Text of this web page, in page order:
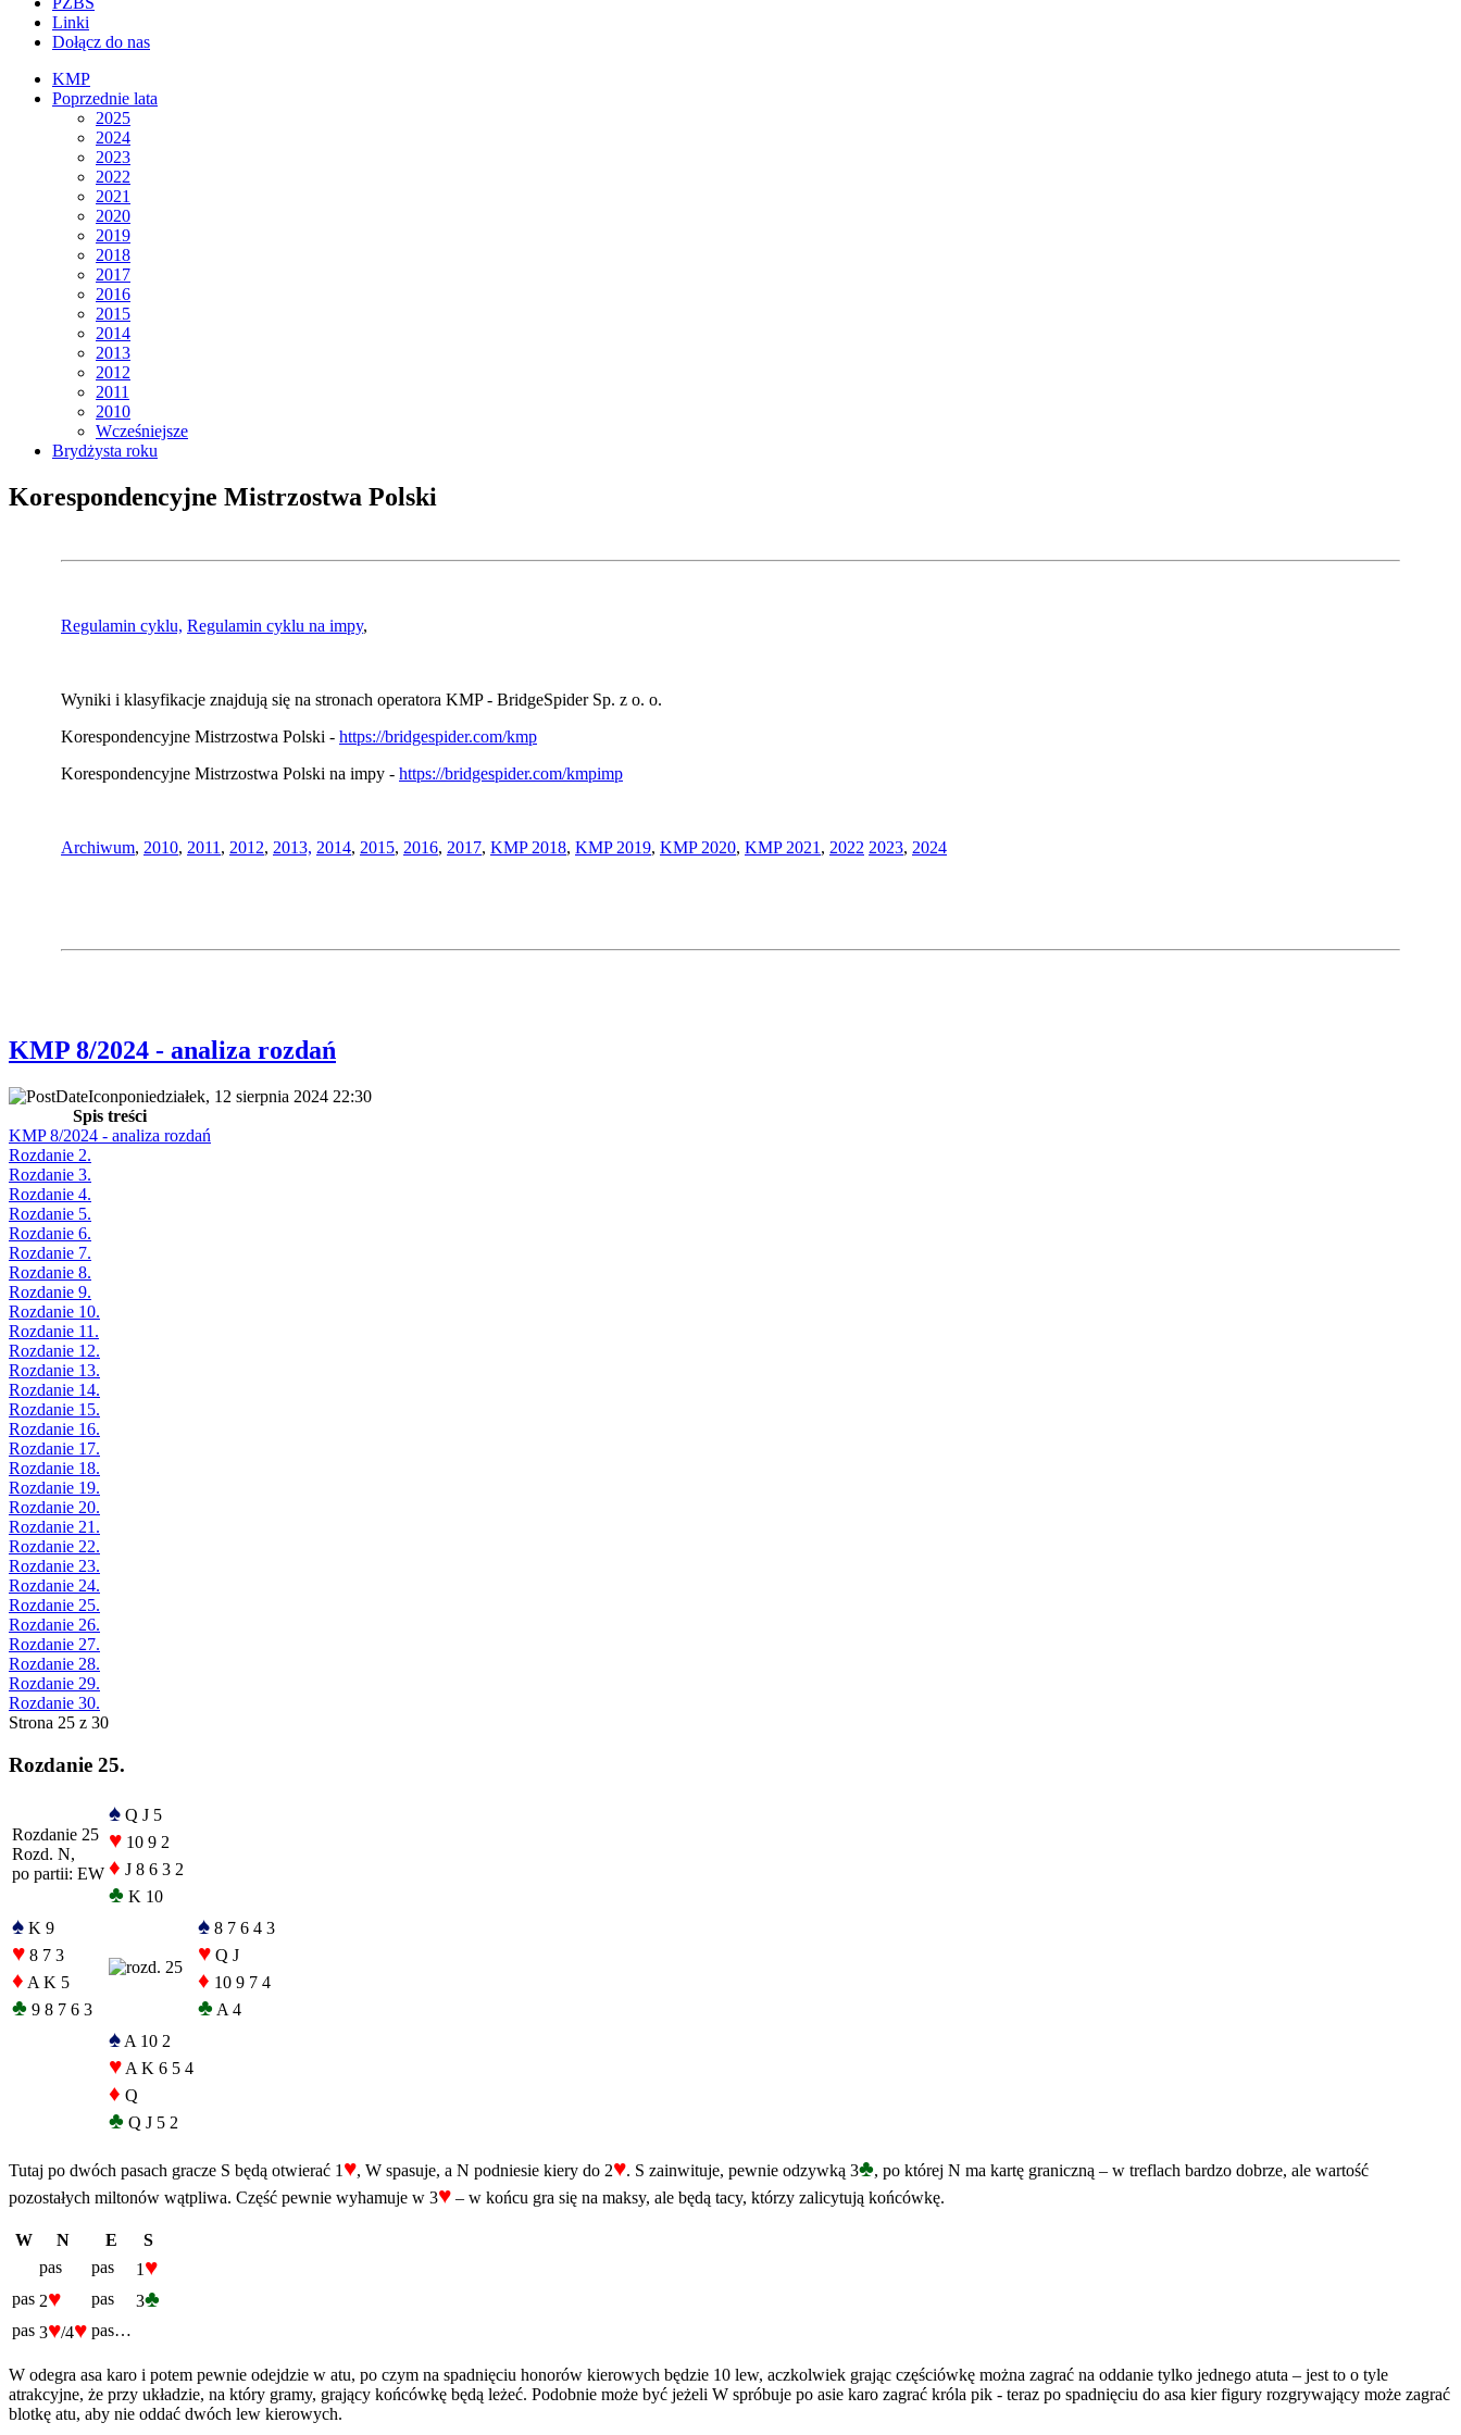
Linki
Dołącz do nas
KMP
Poprzednie lata
2025
2024
2023
2022
2021
2020
2019
2018
2017
2016
2015
2014
2013
2012
2011
2010
Wcześniejsze
Brydżysta roku
Korespondencyjne Mistrzostwa Polski
Regulamin cyklu, Regulamin cyklu na impy,
Wyniki i klasyfikacje znajdują się na stronach operatora KMP - BridgeSpider Sp. z o. o.
Korespondencyjne Mistrzostwa Polski - https://bridgespider.com/kmp
Korespondencyjne Mistrzostwa Polski na impy - https://bridgespider.com/kmpimp
Archiwum, 2010, 2011 , 2012, 2013, 2014, 2015, 2016, 2017, KMP 2018, KMP 2019, KMP 2020, KMP 2021 , 2022 2023, 2024
KMP 8/2024 - analiza rozdań
poniedziałek, 12 sierpnia 2024 22:30
Spis treści
KMP 8/2024 - analiza rozdań
Rozdanie 2.
Rozdanie 3.
Rozdanie 4.
Rozdanie 5.
Rozdanie 6.
Rozdanie 7.
Rozdanie 8.
Rozdanie 9.
Rozdanie 10.
Rozdanie 11.
Rozdanie 12.
Rozdanie 13.
Rozdanie 14.
Rozdanie 15.
Rozdanie 16.
Rozdanie 17.
Rozdanie 18.
Rozdanie 19.
Rozdanie 20.
Rozdanie 21.
Rozdanie 22.
Rozdanie 23.
Rozdanie 24.
Rozdanie 25.
Rozdanie 26.
Rozdanie 27.
Rozdanie 28.
Rozdanie 29.
Rozdanie 30.
Strona 25 z 30
Rozdanie 25.
Rozdanie 25
Rozd. N,
po partii: EW
♠ Q J 5
♥ 10 9 2
♦ J 8 6 3 2
♣ K 10
♠ K 9
♥ 8 7 3
♦ A K 5
♣ 9 8 7 6 3
♠ 8 7 6 4 3
♥ Q J
♦ 10 9 7 4
♣ A 4
♠ A 10 2
♥ A K 6 5 4
♦ Q
♣ Q J 5 2
Tutaj po dwóch pasach gracze S będą otwierać 1 ♥, W spasuje, a N podniesie kiery do 2♥. S zainwituje, pewnie odzywką 3♣, po której N ma kartę graniczną – w treflach bardzo dobrze, ale wartość
pozostałych miltonów wątpliwa. Część pewnie wyhamuje w 3♥ – w końcu gra się na maksy, ale będą tacy, którzy zalicytują końcówkę.
W N E
S
pas
pas 1 ♥
pas 2♥ pas 3♣
pas 3♥/4♥ pas…
W odegra asa karo i potem pewnie odejdzie w atu, po czym na spadnięciu honorów kierowych będzie 10 lew, aczkolwiek grając częściówkę można zagrać na oddanie tylko jednego atuta – jest to o tyle
atrakcyjne, że przy układzie, na który gramy, grający końcówkę będą leżeć. Podobnie może być jeżeli W spróbuje po asie karo zagrać króla pik - teraz po spadnięciu do asa kier figury rozgrywający może zagrać
blotkę atu, aby nie oddać dwóch lew kierowych.